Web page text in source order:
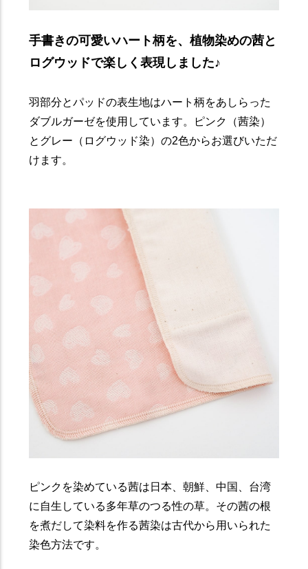
手書きの可愛いハート柄を、植物染めの茜と
ログウッドで楽しく表現しました♪
羽部分とパッドの表生地はハート柄をあしらった
ダブルガーゼを使用しています。ピンク（茜染）
とグレー（ログウッド染）の2色からお選びいただ
けます。
ピンクを染めている茜は日本、朝鮮、中国、台湾
に自生している多年草のつる性の草。その茜の根
を煮だして染料を作る茜染は古代から用いられた
染色方法です。